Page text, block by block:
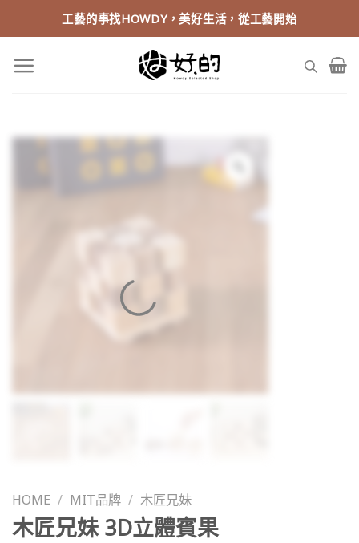
to
content
工藝的事找HOWDY，美好生活，從工藝開始
HOME / MIT品牌 / 木匠兄妹
木匠兄妹 3D立體賓果